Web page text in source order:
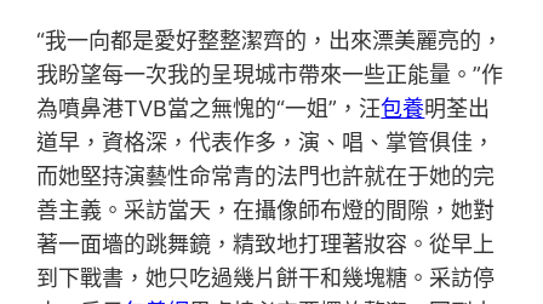
“我一向都是愛好整整潔齊的，出來漂美麗亮的，
我盼望每一次我的呈現城市帶來一些正能量。”作
為噴鼻港TVB當之無愧的“一姐”，汪包養明荃出
道早，資格深，代表作多，演、唱、掌管俱佳，
而她堅持演藝性命常青的法門也許就在于她的完
善主義。采訪當天，在攝像師布燈的間隙，她對
著一面墻的跳舞鏡，精致地打理著妝容。從早上
到下戰書，她只吃過幾片餅干和幾塊糖。采訪停